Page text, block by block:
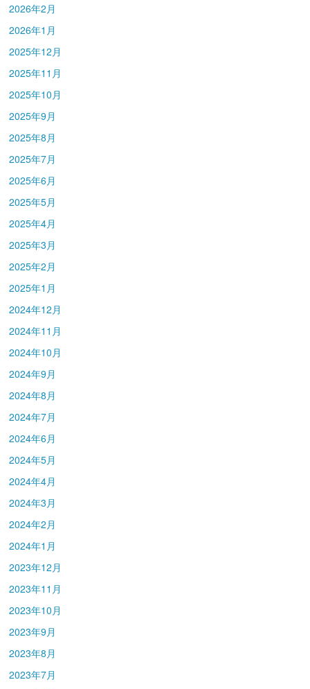
2026年2月
2026年1月
2025年12月
2025年11月
2025年10月
2025年9月
2025年8月
2025年7月
2025年6月
2025年5月
2025年4月
2025年3月
2025年2月
2025年1月
2024年12月
2024年11月
2024年10月
2024年9月
2024年8月
2024年7月
2024年6月
2024年5月
2024年4月
2024年3月
2024年2月
2024年1月
2023年12月
2023年11月
2023年10月
2023年9月
2023年8月
2023年7月